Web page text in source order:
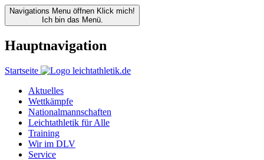
Navigations Menu öffnen Klick mich!
Ich bin das Menü.
Hauptnavigation
Startseite
Aktuelles
Wettkämpfe
Nationalmannschaften
Leichtathletik für Alle
Training
Wir im DLV
Service